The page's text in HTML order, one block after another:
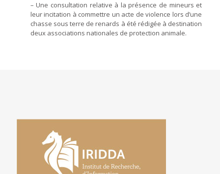
– Une consultation relative à la présence de mineurs et
leur incitation à commettre un acte de violence lors d’une
chasse sous terre de renards à été rédigée à destination
deux associations nationales de protection animale.